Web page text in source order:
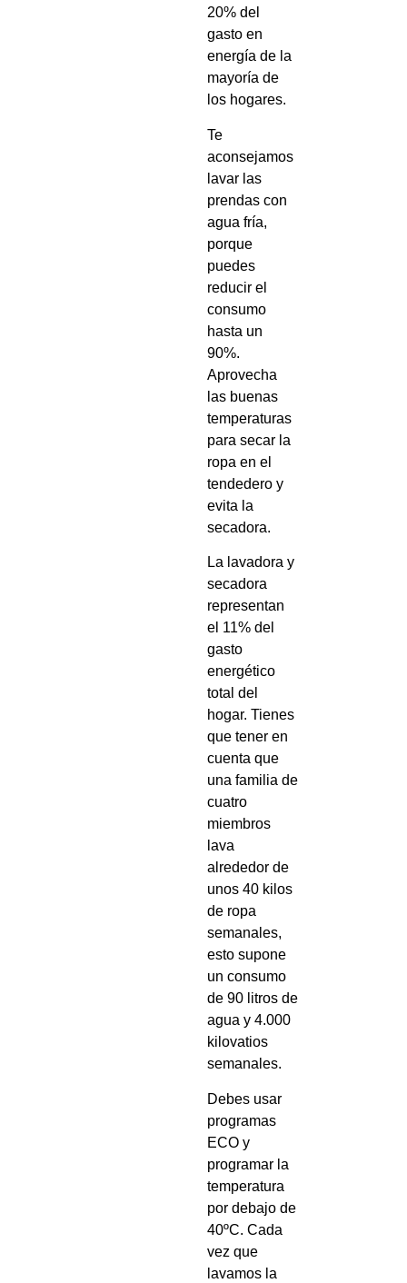
20% del
gasto en
energía de la
mayoría de
los hogares.
Te
aconsejamos
lavar las
prendas con
agua fría,
porque
puedes
reducir el
consumo
hasta un
90%.
Aprovecha
las buenas
temperaturas
para secar la
ropa en el
tendedero y
evita la
secadora.
La lavadora y
secadora
representan
el 11% del
gasto
energético
total del
hogar. Tienes
que tener en
cuenta que
una familia de
cuatro
miembros
lava
alrededor de
unos 40 kilos
de ropa
semanales,
esto supone
un consumo
de 90 litros de
agua y 4.000
kilovatios
semanales.
Debes usar
programas
ECO y
programar la
temperatura
por debajo de
40ºC. Cada
vez que
lavamos la